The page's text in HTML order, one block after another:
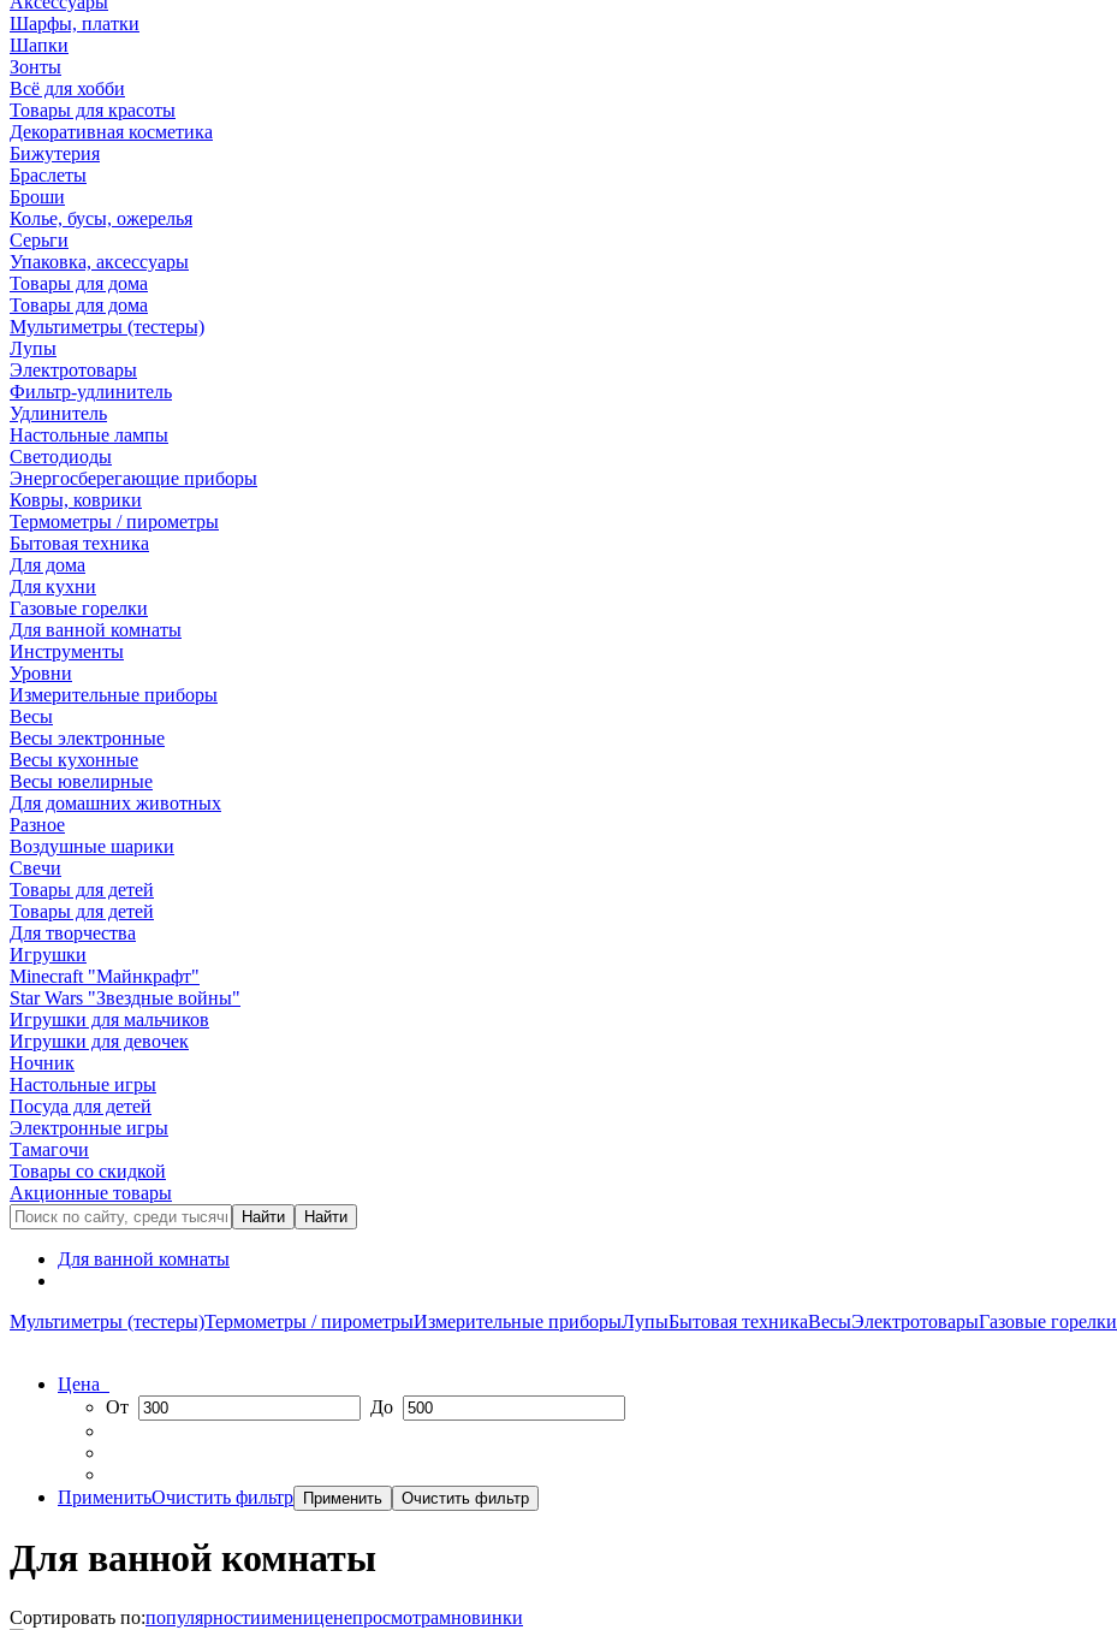
Шарфы, платки
Шапки
Зонты
Всё для хобби
Товары для красоты
Декоративная косметика
Бижутерия
Браслеты
Броши
Колье, бусы, ожерелья
Серьги
Упаковка, аксессуары
Товары для дома
Товары для дома
Мультиметры (тестеры)
Лупы
Электротовары
Фильтр-удлинитель
Удлинитель
Настольные лампы
Светодиоды
Энергосберегающие приборы
Ковры, коврики
Термометры / пирометры
Бытовая техника
Для дома
Для кухни
Газовые горелки
Для ванной комнаты
Инструменты
Уровни
Измерительные приборы
Весы
Весы электронные
Весы кухонные
Весы ювелирные
Для домашних животных
Разное
Воздушные шарики
Свечи
Товары для детей
Товары для детей
Для творчества
Игрушки
Minecraft "Майнкрафт"
Star Wars "Звездные войны"
Игрушки для мальчиков
Игрушки для девочек
Ночник
Настольные игры
Посуда для детей
Электронные игры
Тамагочи
Товары со скидкой
Акционные товары
Для ванной комнаты
Мультиметры (тестеры)Термометры / пирометрыИзмерительные приборыЛупыБытовая техникаВесыЭлектротоварыГазовые горелки
Цена
От
До
ПрименитьОчистить фильтр
Для ванной комнаты
Сортировать по:популярностиимениценепросмотрамновинки